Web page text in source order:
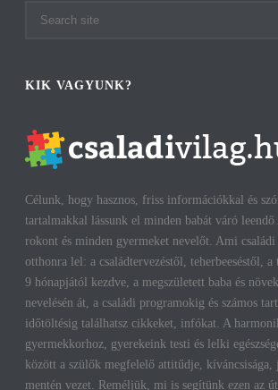
KIK VAGYUNK?
Célunk, hogy hasznos, friss információkkal és
tartalmakkal lássunk el minden babát váró leendő
rokont és minden gyermeket nevelőt. Ami családi
otthonra lel: a családtervezéstől, teherbeeséstől, a
9 hónapjától kezdve, a megszületett baba és
nevelésén át, a családi programokig és számos
időtöltésig találhatsz cikkeket, infókat. A
gyermekkorhoz, gyerekeink testi és lelki
között a szülők megfelelő attitűdje,
mentén vezet. Reméljük, mi is segítünk ezen az